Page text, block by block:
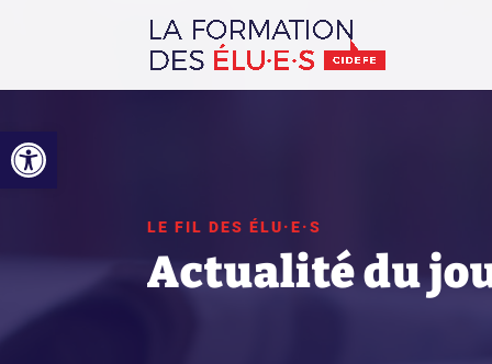
Ouvrir la barre d’outils
LE FIL DES ÉLU·E·S
Actualité du